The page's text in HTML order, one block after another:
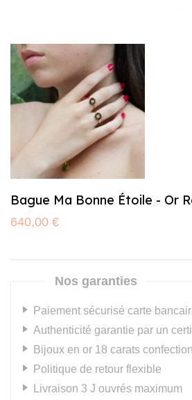
Bague Ma Bonne Étoile - Or
640,00 €
Nos garanties
Paiement sécurisé carte
Authenticité garantie par un
Bijoux en or 18 carats
Politique de retour flexible
Livraison 3 J ouvrés maximum